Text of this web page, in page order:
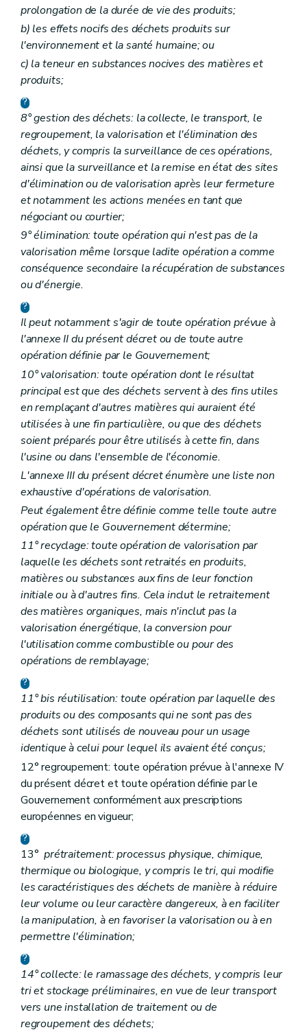
prolongation de la durée de vie des produits;
b) les effets nocifs des déchets produits sur
l'environnement et la santé humaine; ou
c) la teneur en substances nocives des matières et
produits;
8° gestion des déchets: la collecte, le transport, le
regroupement, la valorisation et l'élimination des
déchets, y compris la surveillance de ces opérations,
ainsi que la surveillance et la remise en état des sites
d'élimination ou de valorisation après leur fermeture
et notamment les actions menées en tant que
négociant ou courtier;
9° élimination: toute opération qui n'est pas de la
valorisation même lorsque ladite opération a comme
conséquence secondaire la récupération de substances
ou d'énergie.
Il peut notamment s'agir de toute opération prévue à
l'annexe II du présent décret ou de toute autre
opération définie par le Gouvernement;
10° valorisation: toute opération dont le résultat
principal est que des déchets servent à des fins utiles
en remplaçant d'autres matières qui auraient été
utilisées à une fin particulière, ou que des déchets
soient préparés pour être utilisés à cette fin, dans
l'usine ou dans l'ensemble de l'économie.
L'annexe III du présent décret énumère une liste non
exhaustive d'opérations de valorisation.
Peut également être définie comme telle toute autre
opération que le Gouvernement détermine;
11° recyclage: toute opération de valorisation par
laquelle les déchets sont retraités en produits,
matières ou substances aux fins de leur fonction
initiale ou à d'autres fins. Cela inclut le retraitement
des matières organiques, mais n'inclut pas la
valorisation énergétique, la conversion pour
l'utilisation comme combustible ou pour des
opérations de remblayage;
11°bis réutilisation: toute opération par laquelle des
produits ou des composants qui ne sont pas des
déchets sont utilisés de nouveau pour un usage
identique à celui pour lequel ils avaient été conçus;
12° regroupement: toute opération prévue à l'annexe IV
du présent décret et toute opération définie par le
Gouvernement conformément aux prescriptions
européennes en vigueur;
13°prétraitement: processus physique, chimique,
thermique ou biologique, y compris le tri, qui modifie
les caractéristiques des déchets de manière à réduire
leur volume ou leur caractère dangereux, à en faciliter
la manipulation, à en favoriser la valorisation ou à en
permettre l'élimination;
14° collecte: le ramassage des déchets, y compris leur
tri et stockage préliminaires, en vue de leur transport
vers une installation de traitement ou de
regroupement des déchets;